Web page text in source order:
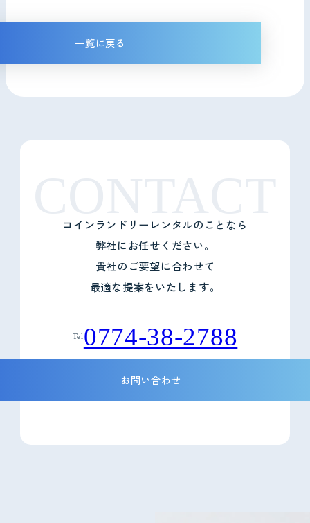
一覧に戻る
コインランドリーレンタルのことなら
弊社にお任せください。
貴社のご要望に合わせて
最適な提案をいたします。
Tel 0774-38-2788
お問い合わせ